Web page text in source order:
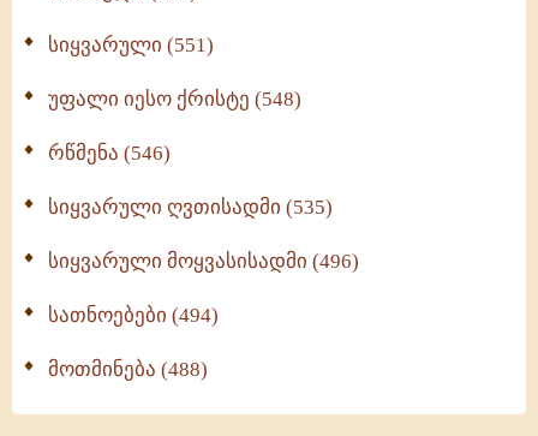
სიყვარული (551)
უფალი იესო ქრისტე (548)
რწმენა (546)
სიყვარული ღვთისადმი (535)
სიყვარული მოყვასისადმი (496)
სათნოებები (494)
მოთმინება (488)